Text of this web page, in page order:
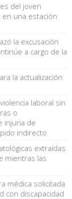
del joven
en una estación
la excusación
a cargo de la
la actualización
laboral sin
o
injuria de
indirecto
extraídas
mientras las
médica solicitada
con discapacidad